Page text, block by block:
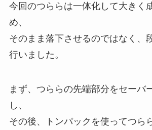
今回のつららは一体化して大きく
め、
そのまま落下させるのではなく、
行いました。
まず、つららの先端部分をセーバ
し、
その後、トンパックを使ってつら